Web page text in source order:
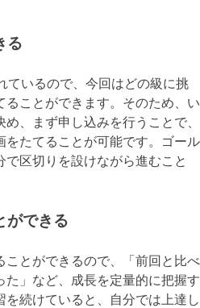
る
ているので、今回はどの級に挑
ことができます。そのため、い
、まず申し込みを行うことで、
をたてることが可能です。ゴール
区切りを設けながら進むこと
ができる
ことができるので、「前回と比べ
た」など、成長を定量的に把握す
を続けていると、自分では上達し